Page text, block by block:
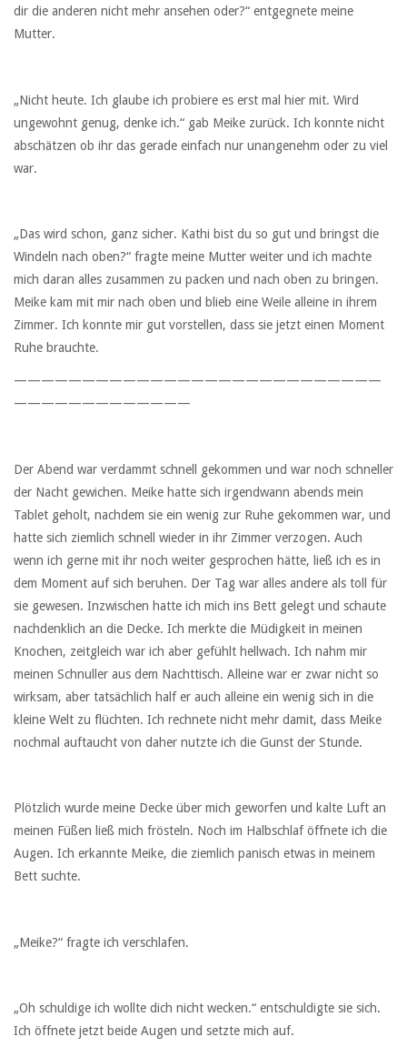
dir die anderen nicht mehr ansehen oder?“ entgegnete meine
Mutter.
„Nicht heute. Ich glaube ich probiere es erst mal hier mit. Wird
ungewohnt genug, denke ich.“ gab Meike zurück. Ich konnte nicht
abschätzen ob ihr das gerade einfach nur unangenehm oder zu viel
war.
„Das wird schon, ganz sicher. Kathi bist du so gut und bringst die
Windeln nach oben?“ fragte meine Mutter weiter und ich machte
mich daran alles zusammen zu packen und nach oben zu bringen.
Meike kam mit mir nach oben und blieb eine Weile alleine in ihrem
Zimmer. Ich konnte mir gut vorstellen, dass sie jetzt einen Moment
Ruhe brauchte.
———————————————————————————
—————————————
Der Abend war verdammt schnell gekommen und war noch schneller
der Nacht gewichen. Meike hatte sich irgendwann abends mein
Tablet geholt, nachdem sie ein wenig zur Ruhe gekommen war, und
hatte sich ziemlich schnell wieder in ihr Zimmer verzogen. Auch
wenn ich gerne mit ihr noch weiter gesprochen hätte, ließ ich es in
dem Moment auf sich beruhen. Der Tag war alles andere als toll für
sie gewesen. Inzwischen hatte ich mich ins Bett gelegt und schaute
nachdenklich an die Decke. Ich merkte die Müdigkeit in meinen
Knochen, zeitgleich war ich aber gefühlt hellwach. Ich nahm mir
meinen Schnuller aus dem Nachttisch. Alleine war er zwar nicht so
wirksam, aber tatsächlich half er auch alleine ein wenig sich in die
kleine Welt zu flüchten. Ich rechnete nicht mehr damit, dass Meike
nochmal auftaucht von daher nutzte ich die Gunst der Stunde.
Plötzlich wurde meine Decke über mich geworfen und kalte Luft an
meinen Füßen ließ mich frösteln. Noch im Halbschlaf öffnete ich die
Augen. Ich erkannte Meike, die ziemlich panisch etwas in meinem
Bett suchte.
„Meike?“ fragte ich verschlafen.
„Oh schuldige ich wollte dich nicht wecken.“ entschuldigte sie sich.
Ich öffnete jetzt beide Augen und setzte mich auf.